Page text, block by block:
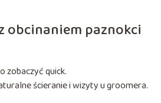
obcinaniem paznokci
zobaczyć quick.
ścieranie i wizyty u groomera.